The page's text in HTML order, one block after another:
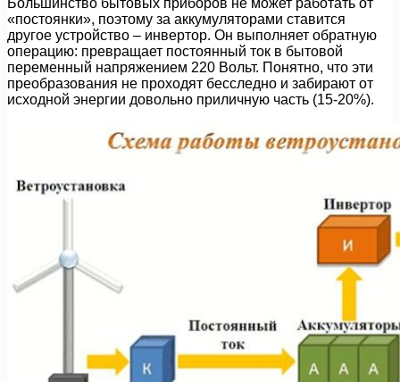
«постоянки», поэтому за аккумуляторами ставится
другое устройство – инвертор. Он выполняет обратную
операцию: превращает постоянный ток в бытовой
переменный напряжением 220 Вольт. Понятно, что эти
преобразования не проходят бесследно и забирают от
исходной энергии довольно приличную часть (15-20%).